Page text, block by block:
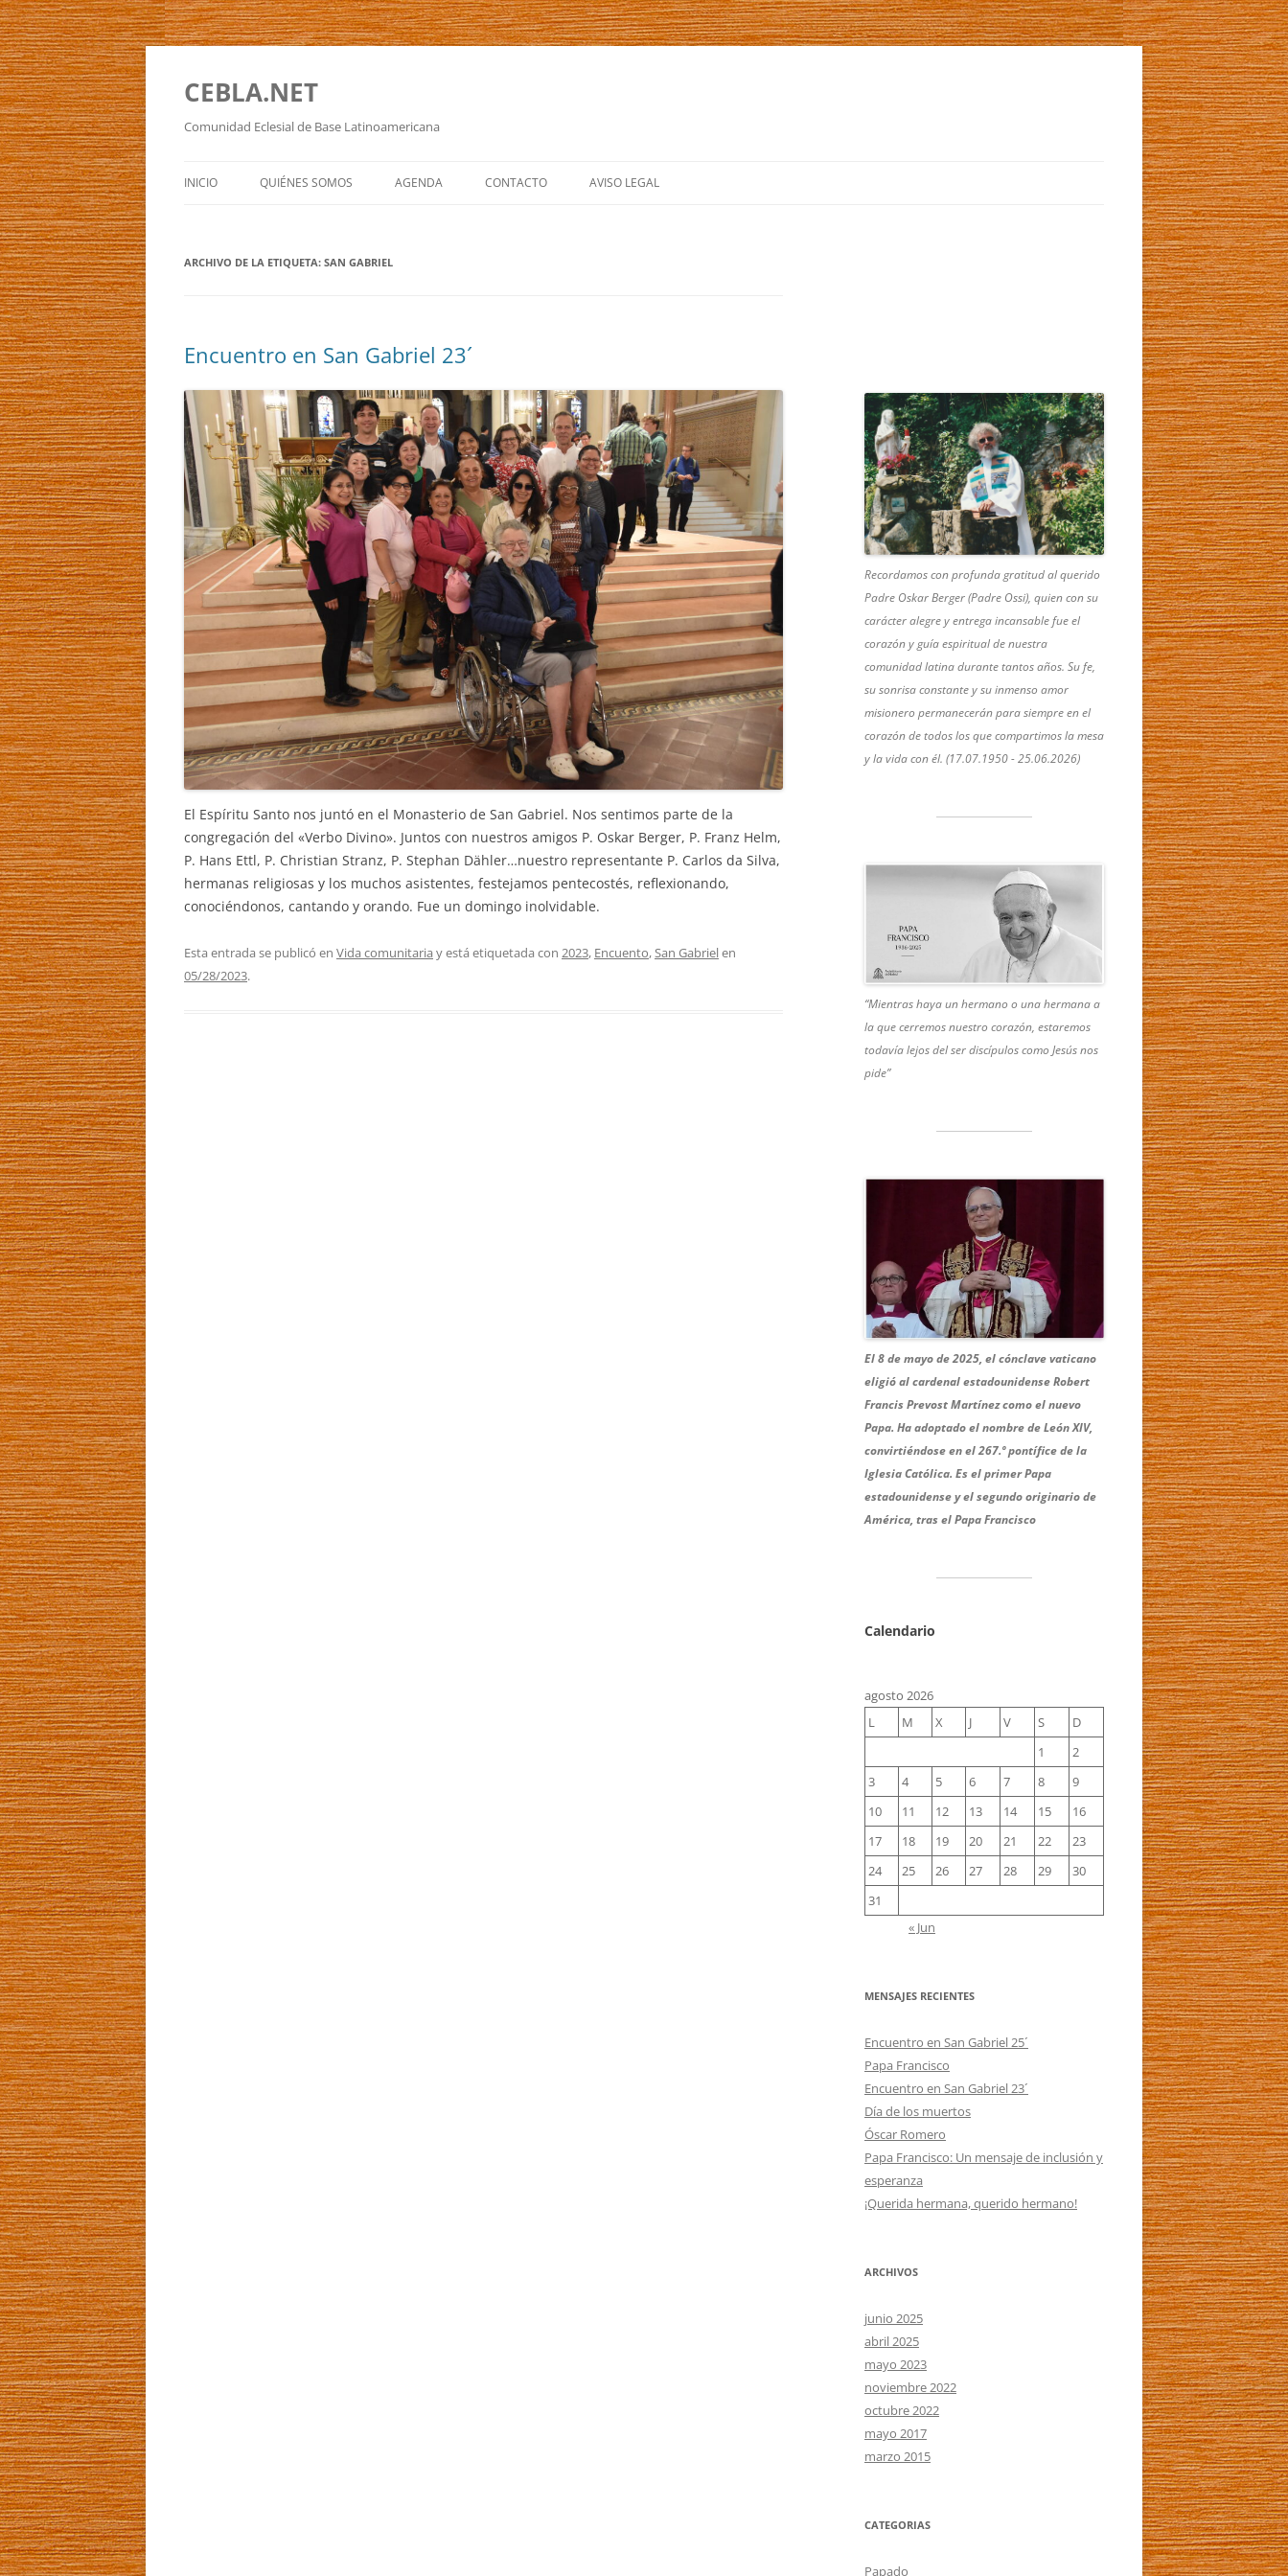
Saltar
CEBLA.NET
Comunidad Eclesial de Base Latinoamericana
INICIO QUIÉNES SOMOS
WAS WIR MACHEN
AGENDA CONTACTO AVISO LEGAL
ARCHIVO DE LA ETIQUETA: SAN GABRIEL
Encuentro en San Gabriel 23´
El Espíritu Santo nos juntó en el Monasterio de San Gabriel. Nos sentimos parte de la
congregación del «Verbo Divino». Juntos con nuestros amigos P. Oskar Berger, P. Franz Helm,
P. Hans Ettl, P. Christian Stranz, P. Stephan Dähler…nuestro representante P. Carlos da Silva,
hermanas religiosas y los muchos asistentes, festejamos pentecostés, reflexionando,
conociéndonos, cantando y orando. Fue un domingo inolvidable.
Esta entrada se publicó en Vida comunitaria y está etiquetada con 2023, Encuento,San Gabrielen
05/28/2023.
Recordamos con profunda gratitud al querido
Padre Oskar Berger (Padre Ossi), quien con su
carácter alegre y entrega incansable fue el
corazón y guía espiritual de nuestra
comunidad latina durante tantos años. Su fe,
su sonrisa constante y su inmenso amor
misionero permanecerán para siempre en el
corazón de todos los que compartimos la mesa
y la vida con él. (17.07.1950 - 25.06.2026)
“Mientras haya un hermano o una hermana a
la que cerremos nuestro corazón, estaremos
todavía lejos del ser discípulos como Jesús nos
pide”
El 8 de mayo de 2025, el cónclave vaticano
eligió al cardenal estadounidense Robert
Francis Prevost Martínez como el nuevo
Papa. Ha adoptado el nombre de León XIV,
convirtiéndose en el 267.º pontífice de la
Iglesia Católica. Es el primer Papa
estadounidense y el segundo originario de
América, tras el Papa Francisco
Calendario
agosto 2026
L
M X J V S
D
1
2
3
4 5 6 7 8
9
10
11 12 13 14 15
16
17
18 19 20 21 22
23
24
25 26 27 28 29
30
31
« Jun
MENSAJES RECIENTES
Encuentro en San Gabriel 25´
Papa Francisco
Encuentro en San Gabriel 23´
Día de los muertos
Óscar Romero
Papa Francisco: Un mensaje de inclusión y
esperanza
¡Querida hermana, querido hermano!
ARCHIVOS
junio 2025
abril 2025
mayo 2023
noviembre 2022
octubre 2022
mayo 2017
marzo 2015
CATEGORIAS
Papado